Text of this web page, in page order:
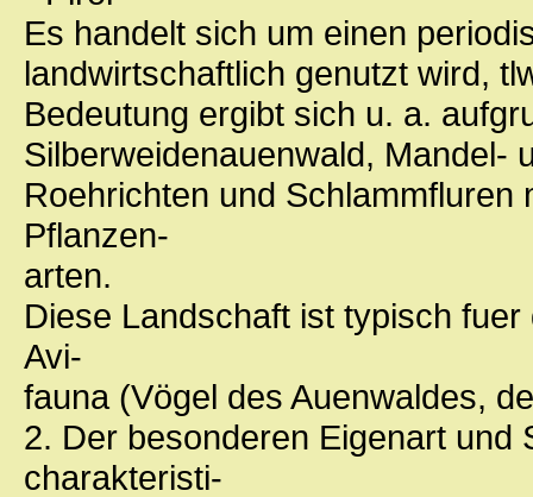
Es handelt sich um einen
landwirtschaftlich genutzt wird,
Bedeutung ergibt sich u. a.
Silberweidenauenwald, Mandel-
Roehrichten und
Pflanzen-
arten.
Diese Landschaft ist typisch
Avi-
fauna (Vögel des Auenwaldes,
2. Der besonderen Eigenart und
charakteristi-